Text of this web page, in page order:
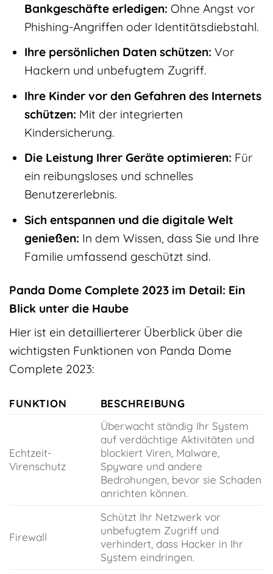
Bankgeschäfte erledigen: Ohne Angst vor
Phishing-Angriffen oder Identitätsdiebstahl.
Ihre persönlichen Daten schützen: Vor
Hackern und unbefugtem Zugriff.
Ihre Kinder vor den Gefahren des Internets
schützen: Mit der integrierten
Kindersicherung.
Die Leistung Ihrer Geräte optimieren: Für
ein reibungsloses und schnelles
Benutzererlebnis.
Sich entspannen und die digitale Welt
genießen: In dem Wissen, dass Sie und Ihre
Familie umfassend geschützt sind.
Panda Dome Complete 2023 im Detail: Ein
Blick unter die Haube
Hier ist ein detaillierterer Überblick über die
wichtigsten Funktionen von Panda Dome
Complete 2023:
FUNKTION BESCHREIBUNG
Echtzeit-
Virenschutz
Überwacht ständig Ihr System
auf verdächtige Aktivitäten und
blockiert Viren, Malware,
Spyware und andere
Bedrohungen, bevor sie Schaden
anrichten können.
Firewall
Schützt Ihr Netzwerk vor
unbefugtem Zugriff und
verhindert, dass Hacker in Ihr
System eindringen.